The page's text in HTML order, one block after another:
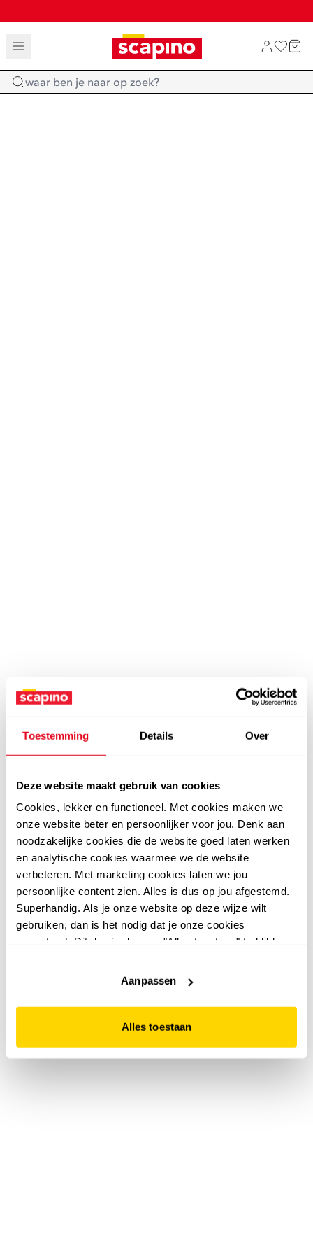
Toestemming Details Over
Deze website maakt gebruik van cookies
Cookies, lekker en functioneel. Met cookies maken we
onze website beter en persoonlijker voor jou. Denk aan
noodzakelijke cookies die de website goed laten werken
en analytische cookies waarmee we de website
verbeteren. Met marketing cookies laten we jou
persoonlijke content zien. Alles is dus op jou afgestemd.
Superhandig. Als je onze website op deze wijze wilt
gebruiken, dan is het nodig dat je onze cookies
accepteert. Dit doe je door op "Alles toestaan" te klikken.
website niet optimaal functioneert.
Aanpassen
Alles toestaan
TOT 70% KORTING OP SALE
SHOP NIEUW
Home